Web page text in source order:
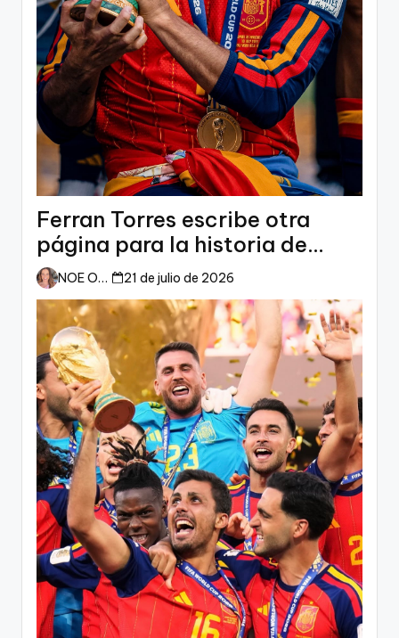
Ferran Torres escribe otra
página para la historia de
España
NOE ORTIZ 21 de julio de 2026